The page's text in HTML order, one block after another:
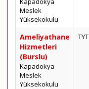
Meslek
Yüksekokulu
Ameliyathane
Hizmetleri
(Burslu)
Kapadokya
Meslek
Yüksekokulu
TYT